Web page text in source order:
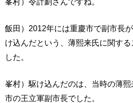
飯田）2012年には重慶市で副市長
け込んだという、薄熙来氏に関す
した。
峯村）駆け込んだのは、当時の薄
市の王立軍副市長でした。